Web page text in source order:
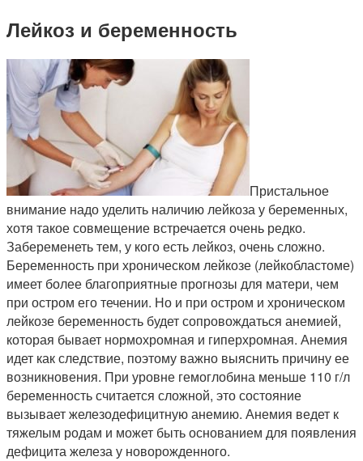
Лейкоз и беременность
Пристальное
внимание надо уделить наличию лейкоза у беременных,
хотя такое совмещение встречается очень редко.
Забеременеть тем, у кого есть лейкоз, очень сложно.
Беременность при хроническом лейкозе (лейкобластоме)
имеет более благоприятные прогнозы для матери, чем
при остром его течении. Но и при остром и хроническом
лейкозе беременность будет сопровождаться анемией,
которая бывает нормохромная и гиперхромная. Анемия
идет как следствие, поэтому важно выяснить причину ее
возникновения. При уровне гемоглобина меньше 110 г/л
беременность считается сложной, это состояние
вызывает железодефицитную анемию. Анемия ведет к
тяжелым родам и может быть основанием для появления
дефицита железа у новорожденного.